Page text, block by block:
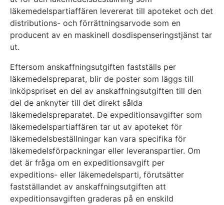
läkemedelspartiaffären levererat till apoteket och det
distributions- och förrättningsarvode som en
producent av en maskinell dosdispenseringstjänst tar
ut.
Eftersom anskaffningsutgiften fastställs per
läkemedelspreparat, blir de poster som läggs till
inköpspriset en del av anskaffningsutgiften till den
del de anknyter till det direkt sålda
läkemedelspreparatet. De expeditionsavgifter som
läkemedelspartiaffären tar ut av apoteket för
läkemedelsbeställningar kan vara specifika för
läkemedelsförpackningar eller leveranspartier. Om
det är fråga om en expeditionsavgift per
expeditions- eller läkemedelsparti, förutsätter
fastställandet av anskaffningsutgiften att
expeditionsavgiften graderas på en enskild